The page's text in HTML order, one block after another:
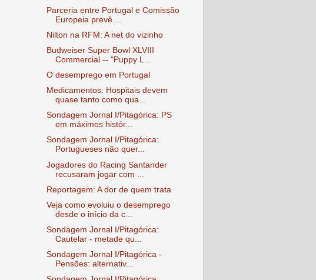
Parceria entre Portugal e Comissão
Europeia prevê ...
Nilton na RFM: A net do vizinho
Budweiser Super Bowl XLVIII
Commercial -- "Puppy L...
O desemprego em Portugal
Medicamentos: Hospitais devem
quase tanto como qua...
Sondagem Jornal I/Pitagórica: PS
em máximos histór...
Sondagem Jornal I/Pitagórica:
Portugueses não quer...
Jogadores do Racing Santander
recusaram jogar com ...
Reportagem: A dor de quem trata
Veja como evoluiu o desemprego
desde o início da c...
Sondagem Jornal I/Pitagórica:
Cautelar - metade qu...
Sondagem Jornal I/Pitagórica -
Pensões: alternativ...